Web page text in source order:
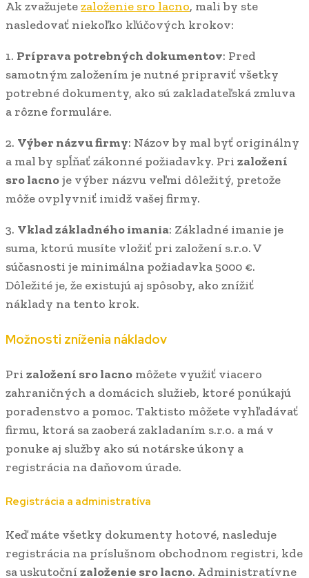
Ak zvažujetezaloženie sro lacno, mali by ste
nasledovať niekoľko kľúčových krokov:
1. Príprava potrebných dokumentov: Pred
samotným založením je nutné pripraviť všetky
potrebné dokumenty, ako sú zakladateľská zmluva
a rôzne formuláre.
2. Výber názvu firmy: Názov by mal byť originálny
a mal by spĺňať zákonné požiadavky. Pri založení
sro lacnoje výber názvu veľmi dôležitý, pretože
môže ovplyvniť imidž vašej firmy.
3. Vklad základného imania: Základné imanie je
suma, ktorú musíte vložiť pri založení s.r.o. V
súčasnosti je minimálna požiadavka 5000 €.
Dôležité je, že existujú aj spôsoby, ako znížiť
náklady na tento krok.
Možnosti zníženia nákladov
Pri založení sro lacno môžete využiť viacero
zahraničných a domácich služieb, ktoré ponúkajú
poradenstvo a pomoc. Taktisto môžete vyhľadávať
firmu, ktorá sa zaoberá zakladaním s.r.o. a má v
ponuke aj služby ako sú notárske úkony a
registrácia na daňovom úrade.
Registrácia a administratíva
Keď máte všetky dokumenty hotové, nasleduje
registrácia na príslušnom obchodnom registri, kde
sa uskutoční založenie sro lacno. Administratívne